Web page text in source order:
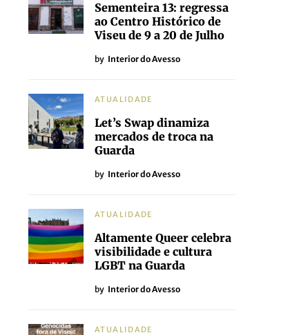
Sementeira 13: regressa
ao Centro Histórico de
Viseu de 9 a 20 de Julho
by Interior do Avesso
ATUALIDADE
Let’s Swap dinamiza
mercados de troca na
Guarda
by Interior do Avesso
ATUALIDADE
Altamente Queer celebra
visibilidade e cultura
LGBT na Guarda
by Interior do Avesso
ATUALIDADE